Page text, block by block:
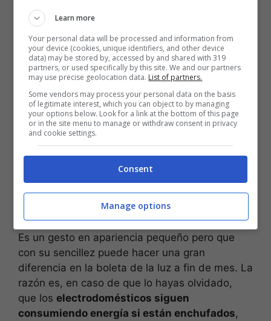
(Foto: Pixabay)
1. Prestar atención a los
enchufes
Ponerle un ojo a los enchufes de los
dispositivos electrónicos es un paso
fundamental a dar. Recuerda
desenchufar
el
cable de la televisión en las habitaciones que
no frecuentes, también el del horno eléctrico
ordenador, en fin, de todo lo que no sea de uso
diario y estrictamente imprescindible.
Es un gesto en apariencia pequeño pero que
con su sencillez puede hacer una gran
diferencia en la boleta de la luz a fin de mes. La
razón es, en caso de que lo hayas olvidado,
que los electrodomésticos siguen
consumiendo energía si están enchufados,
Learn more
Your personal data will be processed and information from
your device (cookies, unique identifiers, and other device
data) may be stored by, accessed by and shared with 319
partners, or used specifically by this site. We and our partners
may use precise geolocation data. List of partners.
Some vendors may process your personal data on the basis
of legitimate interest, which you can object to by managing
your options below. Look for a link at the bottom of this page
or in the site menu to manage or withdraw consent in privacy
and cookie settings.
Consent
Manage options